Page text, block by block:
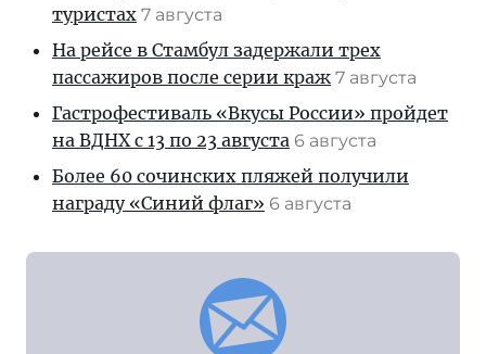
туристах 7 августа
На рейсе в Стамбул задержали трех
пассажиров после серии краж 7 августа
Гастрофестиваль «Вкусы России» пройдет
на ВДНХ с 13 по 23 августа 6 августа
Более 60 сочинских пляжей получили
награду «Синий флаг» 6 августа